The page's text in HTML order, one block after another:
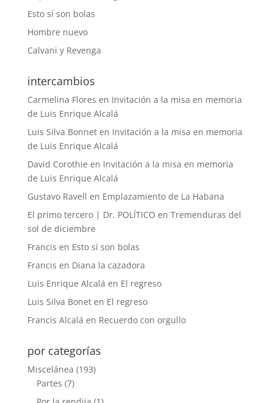
Esto sí son bolas
Hombre nuevo
Calvani y Revenga
intercambios
Carmelina Flores en Invitación a la misa en memoria
de Luis Enrique Alcalá
Luis Silva Bonneten Invitación a la misa en memoria
de Luis Enrique Alcalá
David Corothie en Invitación a la misa en memoria
de Luis Enrique Alcalá
Gustavo Ravell en Emplazamiento de La Habana
El primo tercero | Dr. POLÍTICO en Tremenduras del
sol de diciembre
Francis en Esto sí son bolas
Francis en Diana la cazadora
Luis Enrique Alcalá en El regreso
Luis Silva Boneten El regreso
Francis Alcalá en Recuerdo con orgullo
por categorías
Miscelánea (193)
Partes (7)